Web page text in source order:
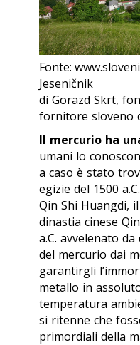
Fonte:
Jeseničnik
di Gorazd Skrt,
fornitore sloveno
Il mercurio ha
umani lo
a caso è stato
egizie del 1500
Qin Shi Huangdi,
dinastia cinese
a.C. avvelenato
del mercurio dai
garantirgli
metallo in
temperatura
si ritenne che
primordiali della